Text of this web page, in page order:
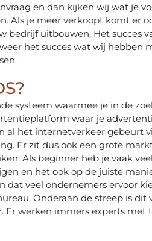
en dan kijken wij wat je
Als je meer verkoopt komt er
bedrijf uitbouwen. Het succes
het succes wat wij hebben
systeem waarmee je in de
waar je
al het internetverkeer gebeurt
Er zit dus ook een grote
Als beginner heb je vaak
en het ook op de juiste
dat veel ondernemers ervoor
Onderaan de streep is dit
Er werken immers experts met